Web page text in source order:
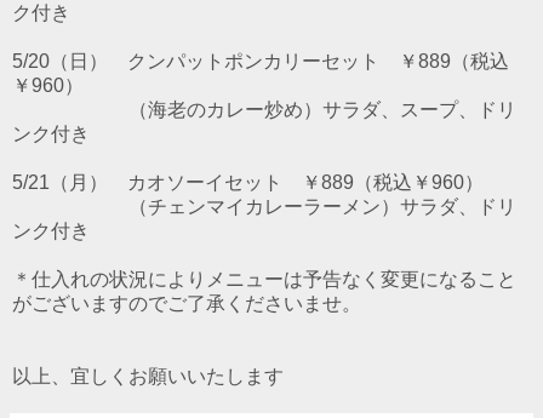
ク付き
5/20（日） クンパットポンカリーセット ￥889（税込
￥960）
（海老のカレー炒め）サラダ、スープ、ドリ
ンク付き
5/21（月） カオソーイセット ￥889（税込￥960）
（チェンマイカレーラーメン）サラダ、ドリ
ンク付き
＊仕入れの状況によりメニューは予告なく変更になること
がございますのでご了承くださいませ。
以上、宜しくお願いいたします